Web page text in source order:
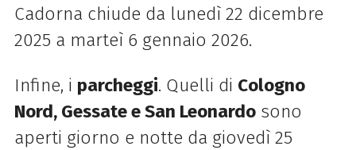
Cadorna chiude da lunedì 22 dicembre
2025 a marteì 6 gennaio 2026.
Infine, i parcheggi. Quelli di Cologno
Nord, Gessate e San Leonardosono
aperti giorno e notte da giovedì 25